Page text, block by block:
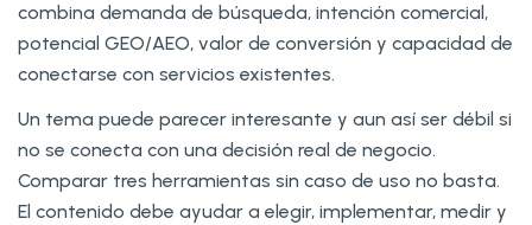
combina demanda de búsqueda, intención comercial,
potencial GEO/AEO, valor de conversión y capacidad de
conectarse con servicios existentes.
Un tema puede parecer interesante y aun así ser débil si
no se conecta con una decisión real de negocio.
Comparar tres herramientas sin caso de uso no basta.
El contenido debe ayudar a elegir, implementar, medir y